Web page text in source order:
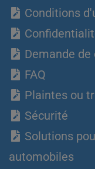
Conditions
Demande
FAQ
Plaintes ou
Sécurité
Solutions
automobiles